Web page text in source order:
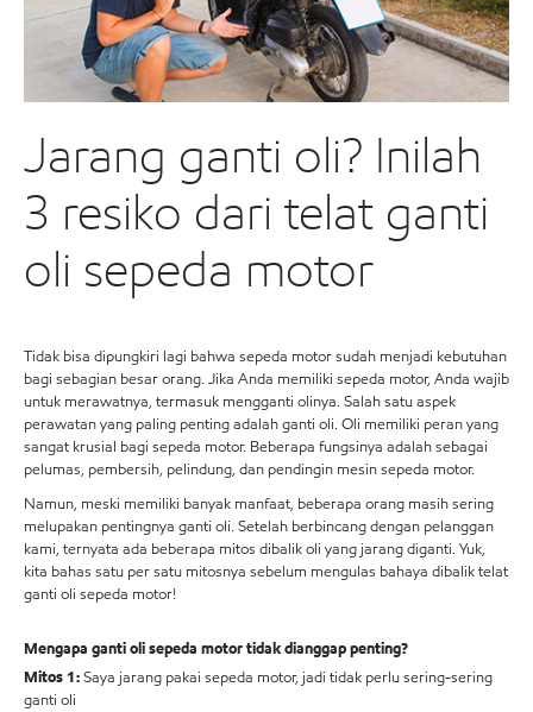
Jarang ganti oli? Inilah
3 resiko dari telat ganti
oli sepeda motor
Tidak bisa dipungkiri lagi bahwa sepeda motor sudah menjadi kebutuhan
bagi sebagian besar orang. Jika Anda memiliki sepeda motor, Anda wajib
untuk merawatnya, termasuk mengganti olinya. Salah satu aspek
perawatan yang paling penting adalah ganti oli. Oli memiliki peran yang
sangat krusial bagi sepeda motor. Beberapa fungsinya adalah sebagai
pelumas, pembersih, pelindung, dan pendingin mesin sepeda motor.
Namun, meski memiliki banyak manfaat, beberapa orang masih sering
melupakan pentingnya ganti oli. Setelah berbincang dengan pelanggan
kami, ternyata ada beberapa mitos dibalik oli yang jarang diganti. Yuk,
kita bahas satu per satu mitosnya sebelum mengulas bahaya dibalik telat
ganti oli sepeda motor!
Mengapa ganti oli sepeda motor tidak dianggap penting?
Mitos 1:Saya jarang pakai sepeda motor, jadi tidak perlu sering-sering
ganti oli